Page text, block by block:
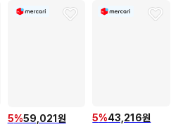
5%59,021원 5%43,216원